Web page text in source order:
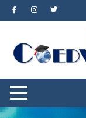
Saltar
al